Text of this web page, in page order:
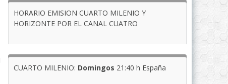
HORARIO EMISION CUARTO MILENIO Y
HORIZONTE POR EL CANAL CUATRO
CUARTO MILENIO: Domingos 21:40 h España